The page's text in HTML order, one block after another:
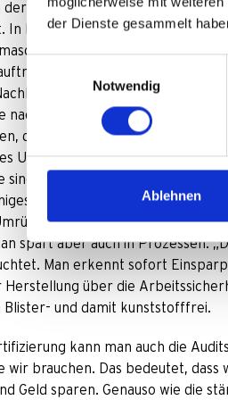
der Dienste gesammelt
Notwendig
Ablehnen
der Unternehmensgebäude in
Euro ausgedrückt ein satter
wird zur Beheizung der
bei busch+müller. „Ein
auch in vielen
nach und nach neu gedämmt“,
die Kiesler bei busch+müller
Umwelt-Managementsystems
sind mittel- und langfristig
an Einsparungen
auf verbrauchsgünstige
spart aber auch in Prozessen:
Man erkennt sofort
Herstellung über die
Blister- und damit kunststofffrei.
kann man auch die
wir brauchen. Das bedeutet,
Geld sparen. Genauso wie die